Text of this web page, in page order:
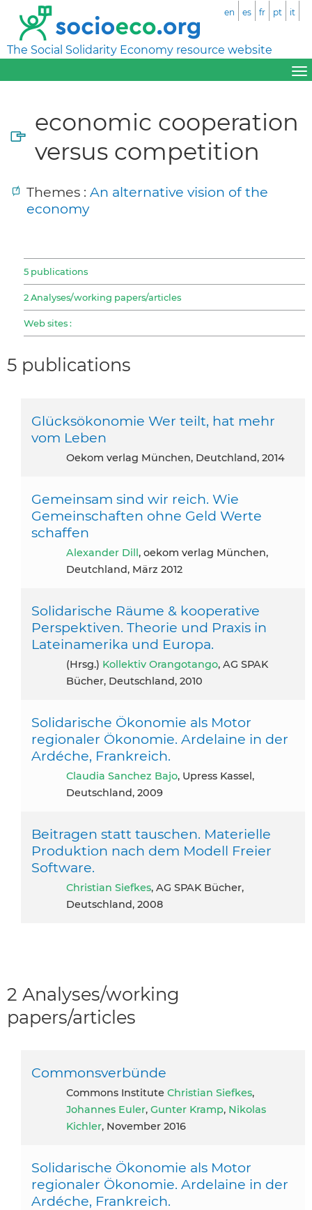
The Social Solidarity Economy resource website
en es fr pt it
economic cooperation
versus competition
Themes : An alternative vision of the
economy
5 publications
2 Analyses/working papers/articles
Web sites :
5 publications
Glücksökonomie Wer teilt, hat mehr
vom Leben
oekom verlag München, Deutchland, 2014
Gemeinsam sind wir reich. Wie
Gemeinschaften ohne Geld Werte
schaffen
Alexander Dill, oekom verlag München,
Deutchland, März 2012
Solidarische Räume & kooperative
Perspektiven. Theorie und Praxis in
Lateinamerika und Europa.
(Hrsg.) Kollektiv Orangotango, AG SPAK
Bücher, Deutschland, 2010
Solidarische Ökonomie als Motor
regionaler Ökonomie. Ardelaine in der
Ardéche, Frankreich.
Claudia Sanchez Bajo, Upress Kassel,
Deutschland, 2009
Beitragen statt tauschen. Materielle
Produktion nach dem Modell Freier
Software.
Christian Siefkes, AG SPAK Bücher,
Deutschland, 2008
2 Analyses/working
papers/articles
Commonsverbünde
Commons Institute Christian Siefkes,
Johannes Euler, Gunter Kramp, Nikolas
Kichler, November 2016
Solidarische Ökonomie als Motor
regionaler Ökonomie. Ardelaine in der
Ardéche, Frankreich.